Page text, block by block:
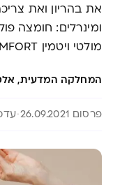
את בהריון ואת
מולטי ויטמין COMFORT! אבקה טעימה שקל לבלוע.
המחלקה המדעית,
פרסום 26.09.2021 עדכון